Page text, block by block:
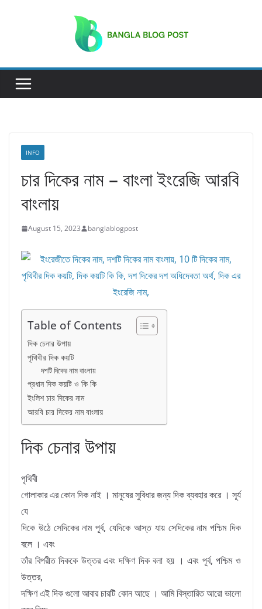
INFO
চার দিকের নাম – বাংলা ইংরেজি আরবি
বাংলায়
August 15, 2023 banglablogpost
Table of Contents
দিক চেনার উপায়
পৃথিবীর দিক কয়টি
দশটি দিকের নাম বাংলায়
প্রধান দিক কয়টি ও কি কি
ইংলিশ চার দিকের নাম
আরবি চার দিকের নাম বাংলায়
দিক চেনার উপায়
পৃথিবী
গোলাকার এর কোন দিক নাই । মানুষের সুবিধার জন্য দিক ব্যবহার করে । সূর্য
যে
দিকে উঠে সেদিকের নাম পূর্ব, যেদিকে আস্ত যায় সেদিকের নাম পশ্চিম দিক
বলে । এবং
তাঁর বিপরীত দিককে উত্তর এবং দক্ষিণ দিক বলা হয় । এবং পূর্ব, পশ্চিম ও
উত্তর,
দক্ষিণ এই দিক গুলো আবার চারটি কোন আছে । আমি বিস্তারিত আরো ভালো